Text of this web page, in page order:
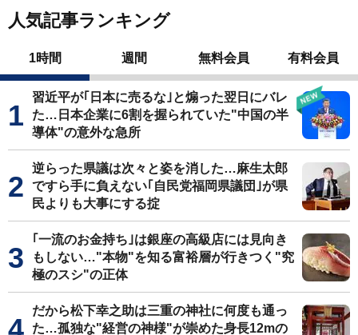
人気記事ランキング
1時間 週間 無料会員 有料会員
習近平が｢日本に売るな｣と煽った翌日にバレ
た…日本企業に6割を握られていた"中国の半
導体"の意外な急所
逆らった県議は次々と姿を消した…麻生太郎
ですら手に負えない｢自民党福岡県議団｣が県
民よりも大事にする掟
｢一流のお金持ち｣は銀座の高級店には見向き
もしない…"本物"を知る富裕層が行きつく"究
極のスシ"の正体
だから松下幸之助は三重の神社に何度も通っ
た…孤独な"経営の神様"が崇めた身長12mの